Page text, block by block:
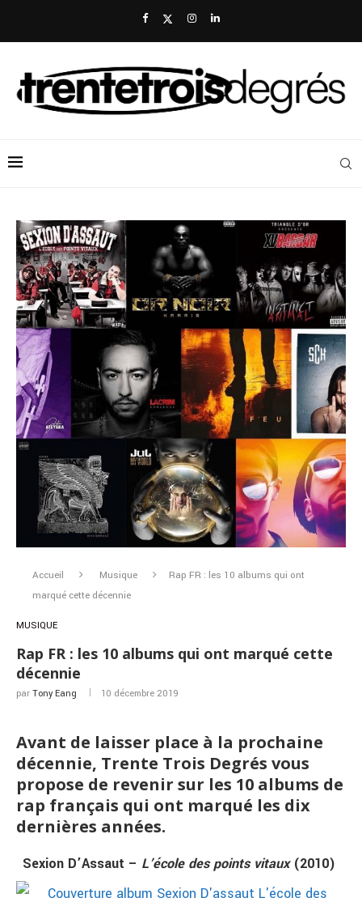
Accueil Musique
Rap FR : les 10 albums qui ont
marqué cette décennie
MUSIQUE
Rap FR : les 10 albums qui ont marqué cette
décennie
par Tony Eang 10 décembre 2019
Avant de laisser place à la prochaine
décennie, Trente Trois Degrés vous
propose de revenir sur les 10 albums de
rap français qui ont marqué les dix
dernières années.
Sexion D’Assaut – L’école des points vitaux(2010)